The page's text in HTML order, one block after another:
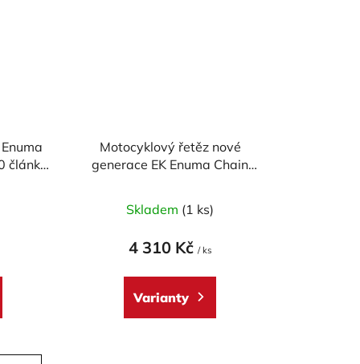
článků
Motocyklový řetěz nové
generace EK Enuma Chain
Skladem (1 ks)
4 310 Kč / ks
Varianty